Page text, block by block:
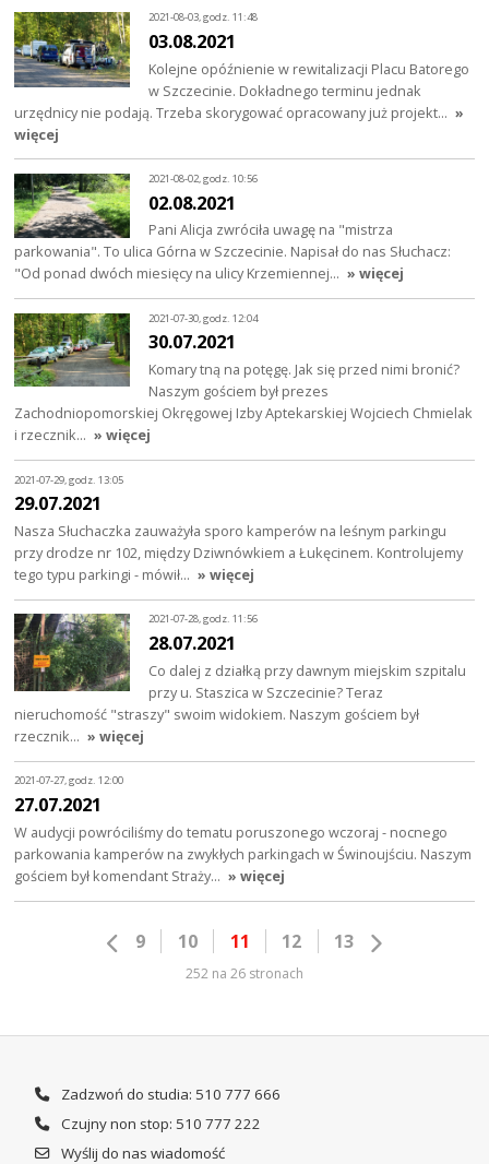
2021-08-03, godz. 11:48
03.08.2021
Kolejne opóźnienie w rewitalizacji Placu Batorego
w Szczecinie. Dokładnego terminu jednak
urzędnicy nie podają. Trzeba skorygować opracowany już projekt… »
więcej
2021-08-02, godz. 10:56
02.08.2021
Pani Alicja zwróciła uwagę na "mistrza
parkowania". To ulica Górna w Szczecinie. Napisał do nas Słuchacz:
"Od ponad dwóch miesięcy na ulicy Krzemiennej… » więcej
2021-07-30, godz. 12:04
30.07.2021
Komary tną na potęgę. Jak się przed nimi bronić?
Naszym gościem był prezes
Zachodniopomorskiej Okręgowej Izby Aptekarskiej Wojciech Chmielak
i rzecznik… » więcej
2021-07-29, godz. 13:05
29.07.2021
Nasza Słuchaczka zauważyła sporo kamperów na leśnym parkingu
przy drodze nr 102, między Dziwnówkiem a Łukęcinem. Kontrolujemy
tego typu parkingi - mówił… » więcej
2021-07-28, godz. 11:56
28.07.2021
Co dalej z działką przy dawnym miejskim szpitalu
przy u. Staszica w Szczecinie? Teraz
nieruchomość "straszy" swoim widokiem. Naszym gościem był
rzecznik… » więcej
2021-07-27, godz. 12:00
27.07.2021
W audycji powróciliśmy do tematu poruszonego wczoraj - nocnego
parkowania kamperów na zwykłych parkingach w Świnoujściu. Naszym
gościem był komendant Straży… » więcej
9 10 11 12 13
252 na 26 stronach
Zadzwoń do studia: 510 777 666
Czujny non stop: 510 777 222
Wyślij do nas wiadomość